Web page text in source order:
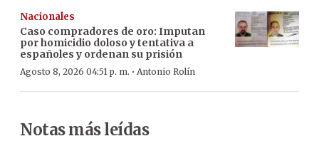
Nacionales
Caso compradores de oro: Imputan
por homicidio doloso y tentativa a
españoles y ordenan su prisión
Agosto 8, 2026 04:51 p. m. · Antonio Rolín
Notas más leídas